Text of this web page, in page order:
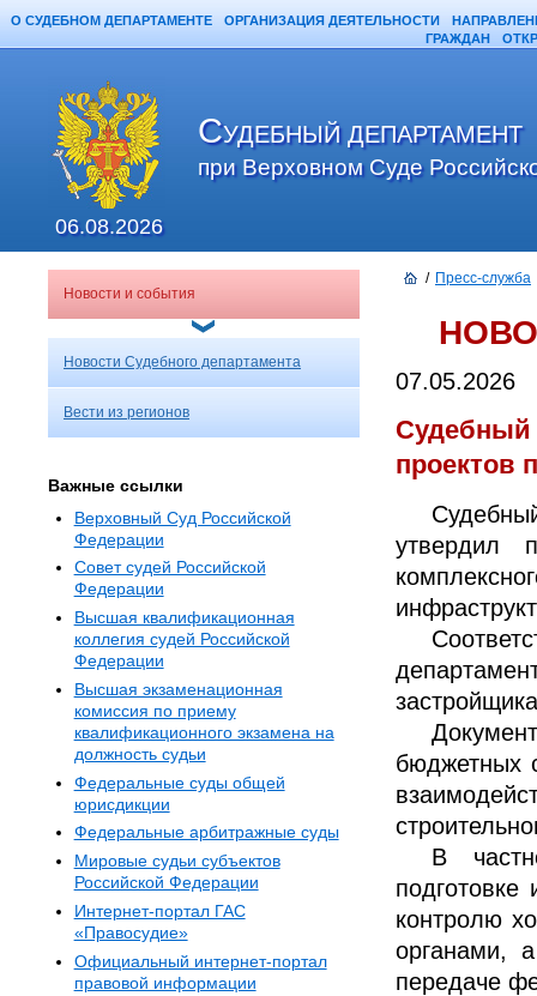
О СУДЕБНОМ ДЕПАРТАМЕНТЕ ОРГАНИЗАЦИЯ ДЕЯТЕЛЬНОСТИ
ГРАЖДАН
/ Пресс-служба
07.05.2026
Судебный
проектов
утвердил
бюджетных
В
контролю
органами,
передаче
Новости и события
Новости Судебного департамента
Вести из регионов
Важные ссылки
Верховный Суд Российской
Федерации
Совет судей Российской
Федерации
Высшая квалификационная
коллегия судей Российской
Федерации
Высшая экзаменационная
комиссия по приему
квалификационного экзамена на
должность судьи
Федеральные суды общей
юрисдикции
Федеральные арбитражные суды
Мировые судьи субъектов
Российской Федерации
Интернет-портал ГАС
«Правосудие»
Официальный интернет-портал
правовой информации
СУДЕБНЫЙ ДЕПАРТАМЕНТ
при Верховном Суде
06.08.2026